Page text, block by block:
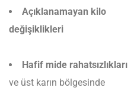
Açıklanamayan kilo
değişiklikleri
Hafif mide rahatsızlıkları
ve üst karın bölgesinde